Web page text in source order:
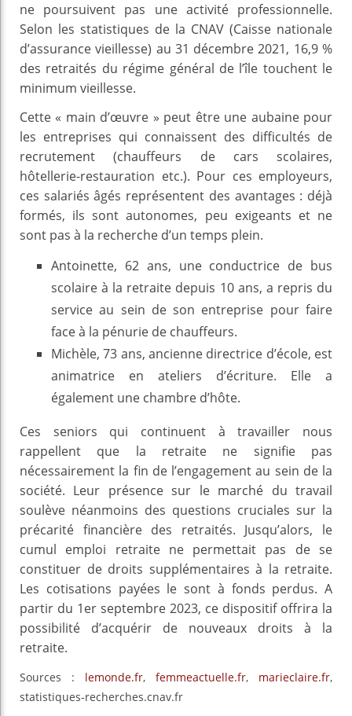
ne poursuivent pas une activité professionnelle.
Selon les statistiques de la CNAV (Caisse nationale
d’assurance vieillesse) au 31 décembre 2021, 16,9 %
des retraités du régime général de l’île touchent le
minimum vieillesse.
Cette « main d’œuvre » peut être une aubaine pour
les entreprises qui connaissent des difficultés de
recrutement (chauffeurs de cars scolaires,
hôtellerie-restauration etc.). Pour ces employeurs,
ces salariés âgés représentent des avantages : déjà
formés, ils sont autonomes, peu exigeants et ne
sont pas à la recherche d’un temps plein.
Antoinette, 62 ans, une conductrice de bus
scolaire à la retraite depuis 10 ans, a repris du
service au sein de son entreprise pour faire
face à la pénurie de chauffeurs.
Michèle, 73 ans, ancienne directrice d’école, est
animatrice en ateliers d’écriture. Elle a
également une chambre d’hôte.
Ces seniors qui continuent à travailler nous
rappellent que la retraite ne signifie pas
nécessairement la fin de l’engagement au sein de la
société. Leur présence sur le marché du travail
soulève néanmoins des questions cruciales sur la
précarité financière des retraités. Jusqu’alors, le
cumul emploi retraite ne permettait pas de se
constituer de droits supplémentaires à la retraite.
Les cotisations payées le sont à fonds perdus. A
partir du 1er septembre 2023, ce dispositif offrira la
possibilité d’acquérir de nouveaux droits à la
retraite.
Sources : lemonde.fr, femmeactuelle.fr, marieclaire.fr,
statistiques-recherches.cnav.fr